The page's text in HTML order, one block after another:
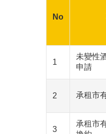
No
1
未變性
申請
2 承租市
3
承租市